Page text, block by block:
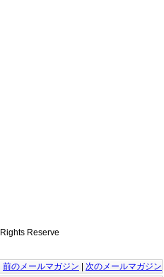
Reserve
前のメールマガジン
次のメールマガジン